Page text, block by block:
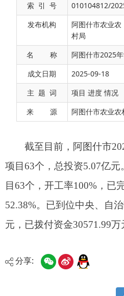
索 引 号
010104812/
发布机构
阿图什市农业农
村局
名 称
阿图什市2025
成文日期
2025-09-18
主 题 词
项目 进度 情况
来 源
阿图什市农业农
项目63个，总投资5.07亿元。截
目63个，开工率100%，已完工项
52.38%。已到位中央、自治区衔
分享: